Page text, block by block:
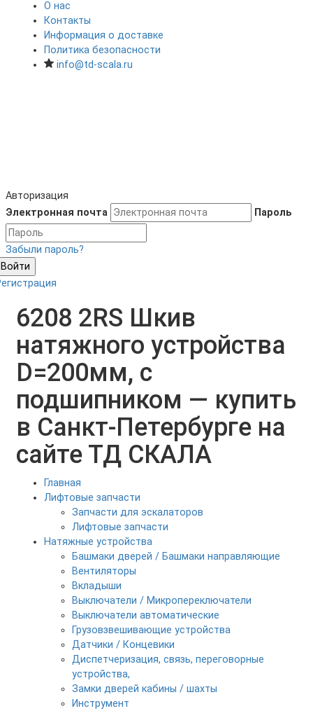
О нас
Контакты
Информация о доставке
Политика безопасности
info@td-scala.ru
Авторизация
Электронная почта
Пароль
Забыли пароль?
Войти
6208 2RS Шкив
натяжного устройства
D=200мм, с
подшипником — купить
в Санкт-Петербурге на
сайте ТД СКАЛА
Главная
Лифтовые запчасти
Запчасти для эскалаторов
Лифтовые запчасти
Натяжные устройства
Башмаки дверей / Башмаки направляющие
Вентиляторы
Вкладыши
Выключатели / Микропереключатели
Выключатели автоматические
Грузовзвешивающие устройства
Датчики / Концевики
Диспетчеризация, связь, переговорные
устройства,
Замки дверей кабины / шахты
Инструмент